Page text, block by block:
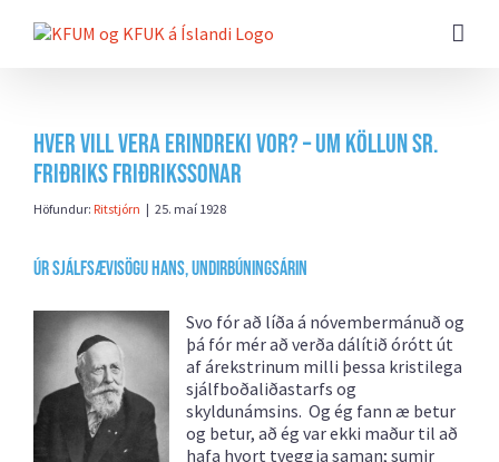
beint
Hver vill vera erindreki vor? – Um köllun sr.
Friðriks Friðrikssonar
Höfundur: Ritstjórn | 25. maí 1928
Úr sjálfsævisögu hans, Undirbúningsárin
Svo fór að líða á nóvembermánuð og
þá fór mér að verða dálítið órótt út
af árekstrinum milli þessa kristilega
sjálfboðaliðastarfs og
skyldunámsins. Og ég fann æ betur
og betur, að ég var ekki maður til að
hafa hvort tveggja saman; sumir